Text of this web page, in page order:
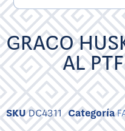
GRACO
AL
SKUDC4311 Categoría